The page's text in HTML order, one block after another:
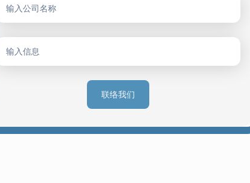
联络我们